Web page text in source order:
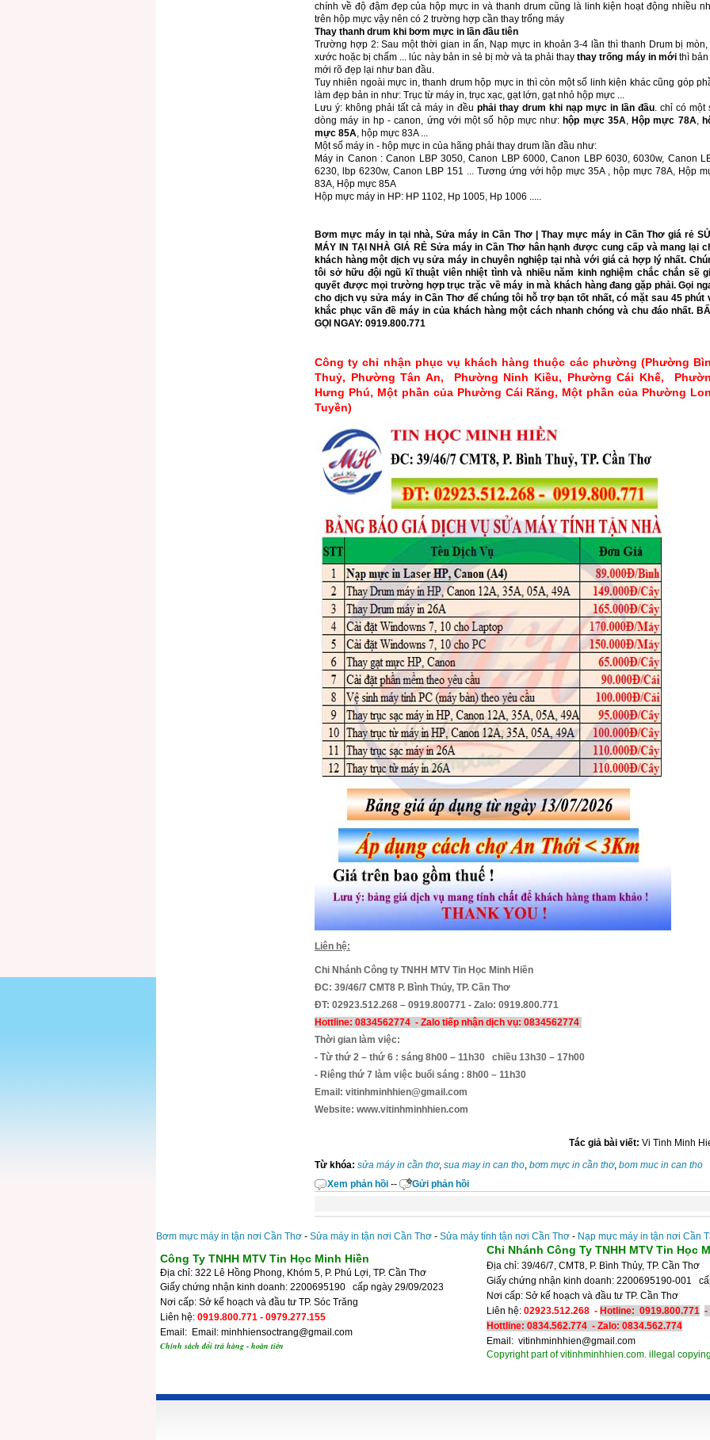
chính về độ đậm đẹp của hộp mực in và thanh drum cũng là linh kiện hoạt động nhiều
trên hộp mực vậy nên có 2 trường hợp cần thay trống máy
Thay thanh drum khi bơm mực in lần đầu tiên
Trường hợp 2: Sau một thời gian in ấn, Nạp mực in khoản 3-4 lần thì thanh Drum bị mòn,
xước hoặc bị chấm ... lúc này bản in sẻ bị mờ và ta phải thaythay trống máy in mớithì bản
mới rõ đẹp lại như ban đầu.
Tuy nhiên ngoài mực in, thanh drum hộp mực in thì còn một số linh kiện khác cũng góp
làm đẹp bản in như: Trục từ máy in, trục xạc, gạt lớn, gạt nhỏ hộp mực ...
Lưu ý: không phải tất cả máy in đều phải thay drum khi nạp mực in lần đầu. chỉ có một
dòng máy in hp - canon, ứng với một số hộp mực như: hộp mực 35A, Hộp mực 78A,
mực 85A, hộp mực 83A ...
Một số máy in - hộp mực in của hãng phải thay drum lần đầu như:
Máy in Canon : Canon LBP 3050, Canon LBP 6000, Canon LBP 6030, 6030w, Canon
6230, lbp 6230w, Canon LBP 151 ... Tương ứng với hộp mực 35A , hộp mực 78A, Hộp
83A, Hộp mực 85A
Hộp mực máy in HP: HP 1102, Hp 1005, Hp 1006 .....
Bơm mực máy in tại nhà, Sửa máy in Cần Thơ | Thay mực máy in Cần Thơ giá rẻ
MÁY IN TẠI NHÀ GIÁ RẺ Sửa máy in Cần Thơ hân hạnh được cung cấp và mang lại
khách hàng một dịch vụ sửa máy in chuyên nghiệp tại nhà với giá cả hợp lý nhất.
tôi sở hữu đội ngũ kĩ thuật viên nhiệt tình và nhiều năm kinh nghiệm chắc chắn sẽ
quyết được mọi trường hợp trục trặc về máy in mà khách hàng đang gặp phải. Gọi
cho dịch vụ sửa máy in Cần Thơ để chúng tôi hỗ trợ bạn tốt nhất, có mặt sau 45 phút
khắc phục vấn đề máy in của khách hàng một cách nhanh chóng và chu đáo nhất.
GỌI NGAY: 0919.800.771
Công ty chỉ nhận phục vụ khách hàng thuộc các phường (Phường
Thuỷ, Phường Tân An, Phường Ninh Kiều, Phường Cái Khế,
Hưng Phú, Một phần của Phường Cái Răng, Một phần của Phường
Tuyền)
Liên hệ:
Chi Nhánh Công ty TNHH MTV Tin Học Minh Hiền
ĐC: 39/46/7 CMT8 P. Bình Thủy, TP. Cần Thơ
ĐT: 02923.512.268 – 0919.800771 - Zalo: 0919.800.771
Hottline: 0834562774 - Zalo tiếp nhận dịch vụ: 0834562774
Thời gian làm việc:
- Từ thứ 2 – thứ 6 : sáng 8h00 – 11h30 chiều 13h30 – 17h00
- Riêng thứ 7 làm việc buổi sáng : 8h00 – 11h30
Email: vitinhminhhien@gmail.com
Website: www.vitinhminhhien.com
Tác giả bài viết: Vi Tinh Minh
Từ khóa: sửa máy in cần thơ, sua may in can tho, bơm mực in cần thơ, bom muc in can tho
Xem phản hồi -- Gửi phản hồi
Bơm mực máy in tận nơi Cần Thơ - Sửa máy in tận nơi Cần Thơ - Sửa máy tính tận nơi Cần Thơ - Nạp mực máy in tận nơi Cần
Công Ty TNHH MTV Tin Học Minh Hiền
Địa chỉ: 322 Lê Hồng Phong, Khóm 5, P. Phú Lợi, TP. Cần Thơ
Giấy chứng nhận kinh doanh: 2200695190 cấp ngày 29/09/2023
Nơi cấp: Sở kế hoạch và đầu tư TP. Sóc Trăng
Liên hệ: 0919.800.771 - 0979.277.155
Email: Email: minhhiensoctrang@gmail.com
Chính sách đổi trả hàng - hoàn tiền
Chi Nhánh Công Ty TNHH MTV Tin Học
Địa chỉ: 39/46/7, CMT8, P. Bình Thủy, TP. Cần Thơ
Giấy chứng nhận kinh doanh: 2200695190-001
Nơi cấp: Sở kế hoạch và đầu tư
Liên hệ: 02923.512.268 - Hotline: 0919.800.771 -
Hottline: 0834.562.774 - Zalo: 0834.562.774
Email: vitinhminhhien@gmail.com
Copyright part of vitinhminhhien.com. illegal